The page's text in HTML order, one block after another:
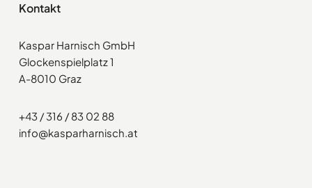
Kontakt
Kaspar Harnisch GmbH
Glockenspielplatz 1
A-8010 Graz
+43 / 316 / 83 02 88
info@kasparharnisch.at